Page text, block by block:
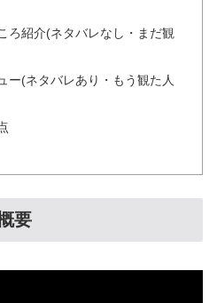
ろ紹介(ネタバレなし・まだ観
ー(ネタバレあり・もう観た人
要